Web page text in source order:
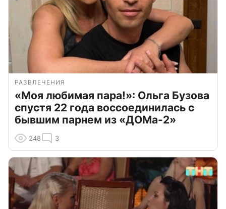
РАЗВЛЕЧЕНИЯ
«Моя любимая пара!»: Ольга Бузова
спустя 22 года воссоединилась с
бывшим парнем из «ДОМа-2»
248 3